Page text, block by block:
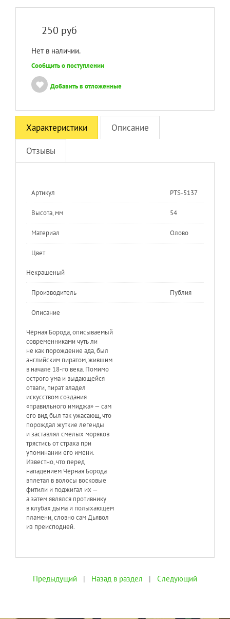
250 руб
Нет в наличии.
Сообщить о поступлении
Добавить в отложенные
Характеристики Описание
Отзывы
Артикул PTS-5137
Высота, мм 54
Материал Олово
Цвет
Некрашеный
Производитель Публия
Описание
Чёрная Борода, описываемый
современниками чуть ли
не как порождение ада, был
английским пиратом, жившим
в начале 18-го века. Помимо
острого ума и выдающейся
отваги, пират владел
искусством создания
«правильного имиджа» — сам
его вид был так ужасающ, что
порождал жуткие легенды
и заставлял смелых моряков
трястись от страха при
упоминании его имени.
Известно, что перед
нападением Чёрная Борода
вплетал в волосы восковые
фитили и поджигал их —
а затем являлся противнику
в клубах дыма и полыхающем
пламени, словно сам Дьявол
из преисподней.
Предыдущий | Назад в раздел | Следующий